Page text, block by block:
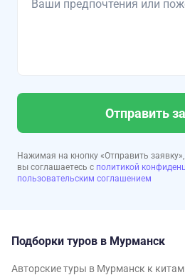
Отправить
Нажимая на кнопку «Отправить заявку»,
вы соглашаетесь с политикой
пользовательским соглашением
Подборки туров в Мурманск
Авторские туры в Мурманск к китам